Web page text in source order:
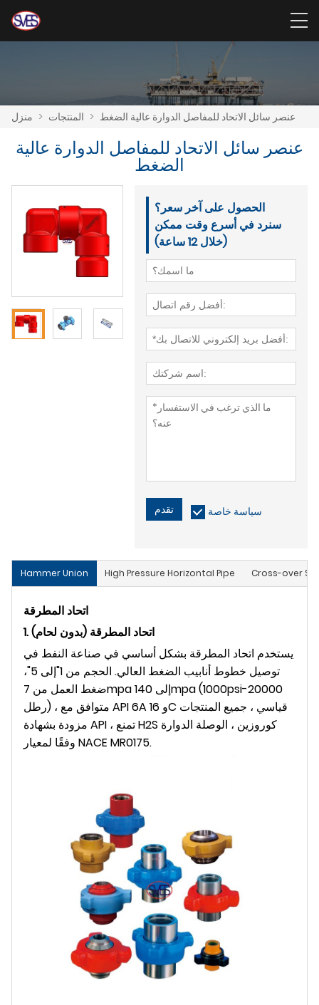
منزل > المنتجات > عنصر سائل الاتحاد للمفاصل الدوارة عالية الضغط
عنصر سائل الاتحاد للمفاصل الدوارة عالية
الضغط
الحصول على آخر سعر؟
سنرد في أسرع وقت ممكن
(خلال 12 ساعة)
تقدم سياسة خاصة
Hammer Union High Pressure Horizontal Pipe Cross-over
اتحاد المطرقة
1. اتحاد المطرقة (بدون لحام)
يستخدم اتحاد المطرقة بشكل أساسي في صناعة النفط في
توصيل خطوط أنابيب الضغط العالي. الحجم من 1"إلى 5"،
ضغط العمل من 7mpa إلى 140mpa (1000psi-20000
رطل) ، متوافق مع API 6A و 16C قياسي ، جميع المنتجات
مزودة بشهادة API ، تمنع H2S كوروزين ، الوصلة الدوارة
وفقًا لمعيار NACE MR0175.